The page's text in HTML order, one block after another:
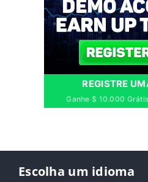
REGISTRE
Ganhe $ 10.000
Escolha um idioma